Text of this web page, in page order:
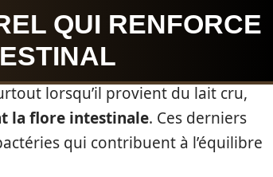
QUI RENFORCE
lorsqu’il provient du lait cru,
la flore intestinale. Ces derniers
qui contribuent à l’équilibre